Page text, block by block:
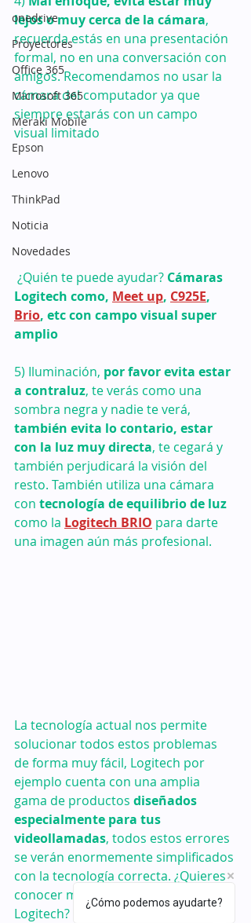
onedrive
Proyectores
Office 365
Microsoft 365
Meraki Mobile
Epson
Lenovo
ThinkPad
Noticia
Novedades
lejos o muy cerca de la cámara,
recuerda estás en una presentación
formal, no en una conversación con
amigos. Recomendamos no usar la
cámara del computador ya que
siempre estarás con un campo
visual limitado
¿Quién te puede ayudar? Cámaras
Logitech como, Meet up, C925E,
Brio, etc con campo visual super
amplio
5) Iluminación, por favor evita estar
a contraluz, te verás como una
sombra negra y nadie te verá,
también evita lo contario, estar
con la luz muy directa, te cegará y
también perjudicará la visión del
resto. También utiliza una cámara
con tecnología de equilibrio de luz
como la Logitech BRIO para darte
una imagen aún más profesional.
La tecnología actual nos permite
solucionar todos estos problemas
de forma muy fácil, Logitech por
ejemplo cuenta con una amplia
gama de productos diseñados
especialmente para tus
videollamadas, todos estos errores
se verán enormemente simplificados
con la tecnología correcta. ¿Quieres
conocer más sobre los productos
Logitech?
Haz click aqui
¿Cómo podemos ayudarte?